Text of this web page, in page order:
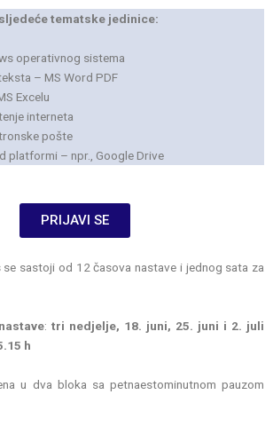
tematske jedinice:
operativnog sistema
– MS Word PDF
Excelu
interneta
pošte
platformi – npr., Google Drive
PRIJAVI SE
se sastoji od 12 časova nastave i jednog sata za
: tri nedjelje, 18. juni, 25. juni i 2. juli
h
u dva bloka sa petnaestominutnom pauzom